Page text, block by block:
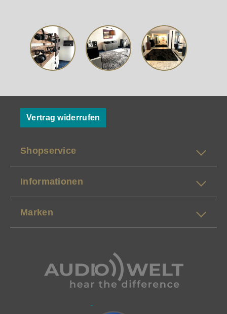
Vertrag widerrufen
Shopservice
Informationen
Marken